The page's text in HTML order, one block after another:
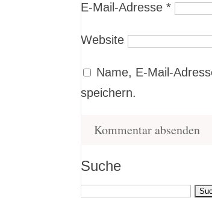
E-Mail-Adresse*
Website
Name, E-Mail-
speichern.
Suche
Suchen